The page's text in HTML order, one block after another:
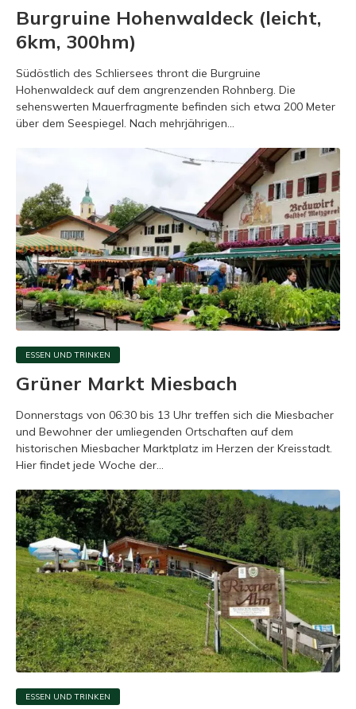
Burgruine Hohenwaldeck (leicht,
6km, 300hm)
Südöstlich des Schliersees thront die Burgruine
Hohenwaldeck auf dem angrenzenden Rohnberg. Die
sehenswerten Mauerfragmente befinden sich etwa 200 Meter
über dem Seespiegel. Nach mehrjährigen...
ESSEN UND TRINKEN
Grüner Markt Miesbach
Donnerstags von 06:30 bis 13 Uhr treffen sich die Miesbacher
und Bewohner der umliegenden Ortschaften auf dem
historischen Miesbacher Marktplatz im Herzen der Kreisstadt.
Hier findet jede Woche der...
ESSEN UND TRINKEN